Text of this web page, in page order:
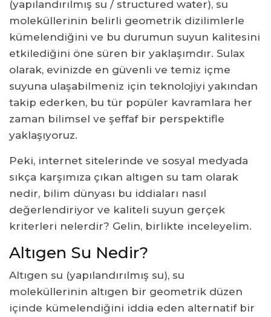
Bilimsel Açıdan Altıgen Su
Altıgen Su Kilo Vermeye Yardımcı Olur mu?
Altıgen Su Yan Etkileri veya Riskleri Var mı?
Güvenilir ve Sağlıklı Suyun Adresi: Sulax
(yapılandırılmış su / structured water), su
moleküllerinin belirli geometrik dizilimlerle
kümelendiğini ve bu durumun suyun kalitesini
etkilediğini öne süren bir yaklaşımdır. Sulax
olarak, evinizde en güvenli ve temiz içme
suyuna ulaşabilmeniz için teknolojiyi yakından
takip ederken, bu tür popüler kavramlara her
zaman bilimsel ve şeffaf bir perspektifle
yaklaşıyoruz.
Peki, internet sitelerinde ve sosyal medyada
sıkça karşımıza çıkan altıgen su tam olarak
nedir, bilim dünyası bu iddiaları nasıl
değerlendiriyor ve kaliteli suyun gerçek
kriterleri nelerdir? Gelin, birlikte inceleyelim.
Altıgen Su Nedir?
Altıgen su (yapılandırılmış su), su
moleküllerinin altıgen bir geometrik düzen
içinde kümelendiğini iddia eden alternatif bir